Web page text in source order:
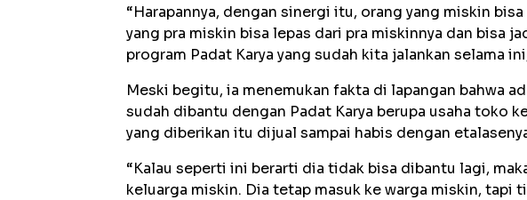
“Harapannya, dengan sinergi itu, orang yang miskin
yang pra miskin bisa lepas dari pra miskinnya dan bisa
program Padat Karya yang sudah kita jalankan selama
Meski begitu, ia menemukan fakta di lapangan bahwa
sudah dibantu dengan Padat Karya berupa usaha toko
yang diberikan itu dijual sampai habis dengan
“Kalau seperti ini berarti dia tidak bisa dibantu lagi,
keluarga miskin. Dia tetap masuk ke warga miskin, tapi